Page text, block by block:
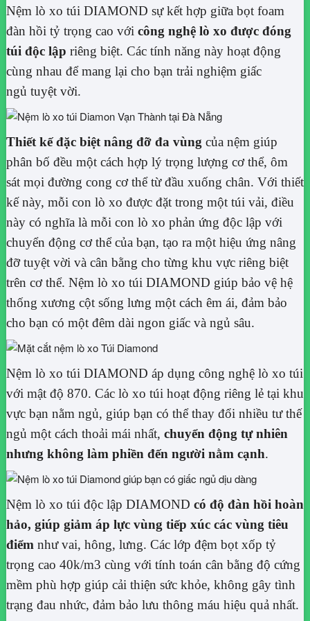
Nệm lò xo túi DIAMOND sự kết hợp giữa bọt foam
đàn hồi tỷ trọng cao với công nghệ lò xo được đóng
túi độc lập riêng biệt. Các tính năng này hoạt động
cùng nhau để mang lại cho bạn trải nghiệm giấc
ngủ tuyệt vời.
Thiết kế đặc biệt nâng đỡ đa vùng của nệm giúp
phân bố đều một cách hợp lý trọng lượng cơ thể, ôm
sát mọi đường cong cơ thể từ đầu xuống chân. Với thiết
kế này, mỗi con lò xo được đặt trong một túi vải, điều
này có nghĩa là mỗi con lò xo phản ứng độc lập với
chuyển động cơ thể của bạn, tạo ra một hiệu ứng nâng
đỡ tuyệt vời và cân bằng cho từng khu vực riêng biệt
trên cơ thể. Nệm lò xo túi DIAMOND giúp bảo vệ hệ
thống xương cột sống lưng một cách êm ái, đảm bảo
cho bạn có một đêm dài ngon giấc và ngủ sâu.
Nệm lò xo túi DIAMOND áp dụng công nghệ lò xo túi
với mật độ 870. Các lò xo túi hoạt động riêng lẻ tại khu
vực bạn nằm ngủ, giúp bạn có thể thay đổi nhiều tư thế
ngủ một cách thoải mái nhất, chuyển động tự nhiên
nhưng không làm phiền đến người nằm cạnh.
Nệm lò xo túi độc lập DIAMOND có độ đàn hồi hoàn
hảo, giúp giảm áp lực vùng tiếp xúc các vùng tiêu
điểm như vai, hông, lưng. Các lớp đệm bọt xốp tỷ
trọng cao 40k/m3 cùng với tính toán cân bằng độ cứng
mềm phù hợp giúp cải thiện sức khỏe, không gây tình
trạng đau nhức, đảm bảo lưu thông máu hiệu quả nhất.